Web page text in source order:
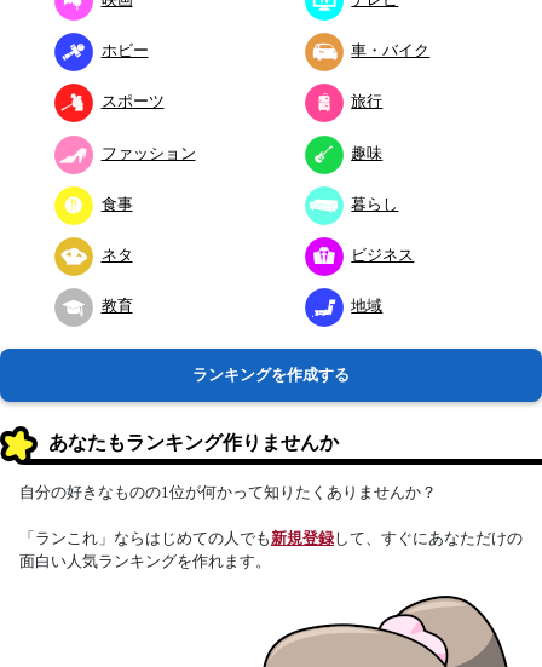
ホビー 車・バイク
スポーツ 旅行
ファッション 趣味
食事 暮らし
ネタ ビジネス
教育 地域
ランキングを作成する
あなたもランキング作りませんか
自分の好きなものの1位が何かって知りたくありませんか？
「ランこれ」ならはじめての人でも新規登録して、すぐにあなただけの
面白い人気ランキングを作れます。